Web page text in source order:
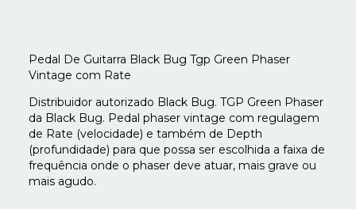
Pedal De Guitarra Black Bug Tgp Green Phaser
Vintage com Rate
Distribuidor autorizado Black Bug. TGP Green Phaser
da Black Bug. Pedal phaser vintage com regulagem
de Rate (velocidade) e também de Depth
(profundidade) para que possa ser escolhida a faixa de
frequência onde o phaser deve atuar, mais grave ou
mais agudo.